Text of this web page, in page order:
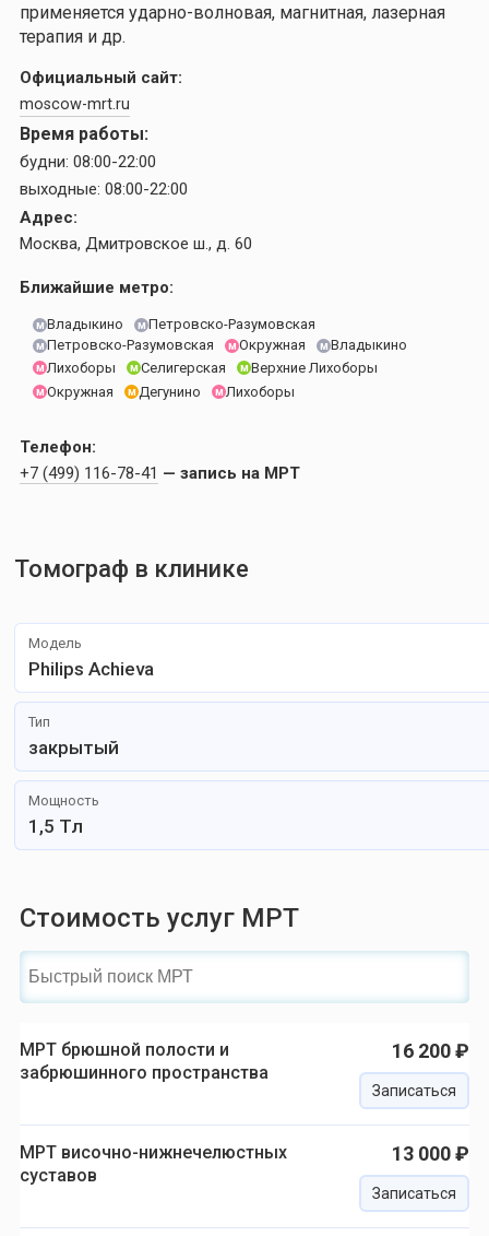
применяется ударно-волновая, магнитная, лазерная
терапия и др.
Официальный сайт:
moscow-mrt.ru
Время работы:
будни: 08:00-22:00
выходные: 08:00-22:00
Адрес:
Москва, Дмитровское ш., д. 60
Ближайшие метро:
м Владыкино м Петровско-Разумовская
м Петровско-Разумовская м Окружная м Владыкино
м Лихоборы м Селигерская м Верхние Лихоборы
м Окружная м Дегунино м Лихоборы
Телефон:
+7 (499) 116-78-41 — запись на МРТ
Томограф в клинике
Модель
Philips Achieva
Тип
закрытый
Мощность
1,5 Тл
Стоимость услуг МРТ
МРТ брюшной полости и
забрюшинного пространства
16 200 ₽
Записаться
МРТ височно-нижнечелюстных
суставов
13 000 ₽
Записаться